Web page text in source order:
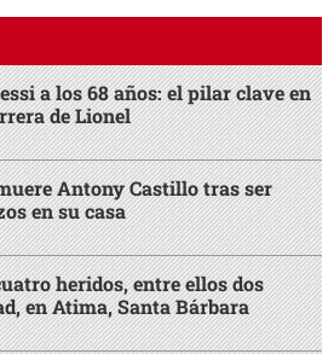
a los 68 años: el pilar clave en
de Lionel
Antony Castillo tras ser
en su casa
heridos, entre ellos dos
en Atima, Santa Bárbara